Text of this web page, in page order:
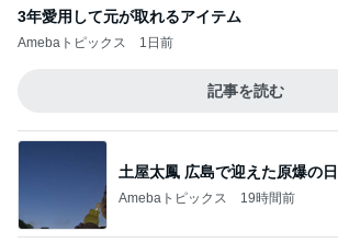
3年愛用して元が取れるアイテム
Amebaトピックス 1日前
記事を読む
土屋太鳳 広島で迎えた原爆の日
Amebaトピックス 19時間前